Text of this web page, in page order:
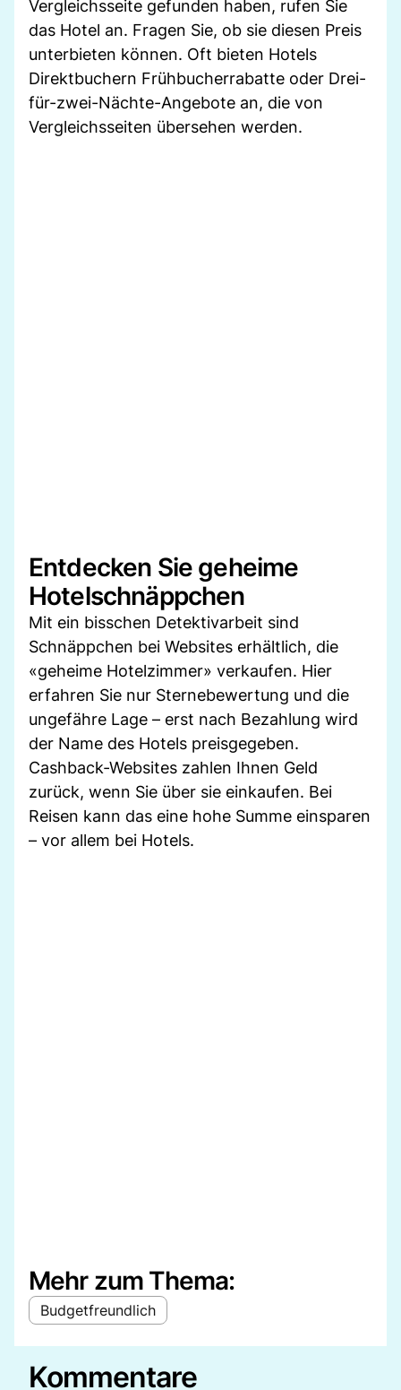
Vergleichsseite gefunden haben, rufen Sie
das Hotel an. Fragen Sie, ob sie diesen Preis
unterbieten können. Oft bieten Hotels
Direktbuchern Frühbucherrabatte oder Drei-
für-zwei-Nächte-Angebote an, die von
Vergleichsseiten übersehen werden.
Entdecken Sie geheime
Hotelschnäppchen
Mit ein bisschen Detektivarbeit sind
Schnäppchen bei Websites erhältlich, die
«geheime Hotelzimmer» verkaufen. Hier
erfahren Sie nur Sternebewertung und die
ungefähre Lage – erst nach Bezahlung wird
der Name des Hotels preisgegeben.
Cashback-Websites zahlen Ihnen Geld
zurück, wenn Sie über sie einkaufen. Bei
Reisen kann das eine hohe Summe einsparen
– vor allem bei Hotels.
Mehr zum Thema:
Budgetfreundlich
Kommentare